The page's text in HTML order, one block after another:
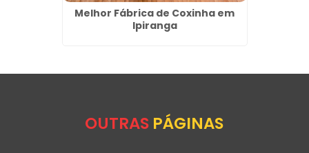
Melhor Fábrica de Coxinha em
Ipiranga
OUTRAS PÁGINAS